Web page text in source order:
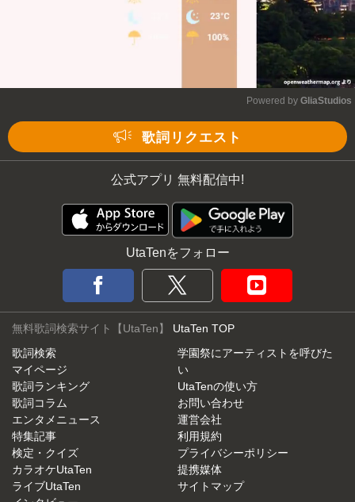
Powered by GliaStudios
歌詞リクエスト
公式アプリ 無料配信中!
UtaTenをフォロー
無料歌詞検索サイト【UtaTen】 UtaTen TOP
歌詞検索
マイページ
歌詞ランキング
歌詞コラム
エンタメニュース
特集記事
検定・クイズ
カラオケUtaTen
ライブUtaTen
学園祭にアーティストを呼びた
い
UtaTenの使い方
お問い合わせ
運営会社
利用規約
プライバシーポリシー
提携媒体
サイトマップ